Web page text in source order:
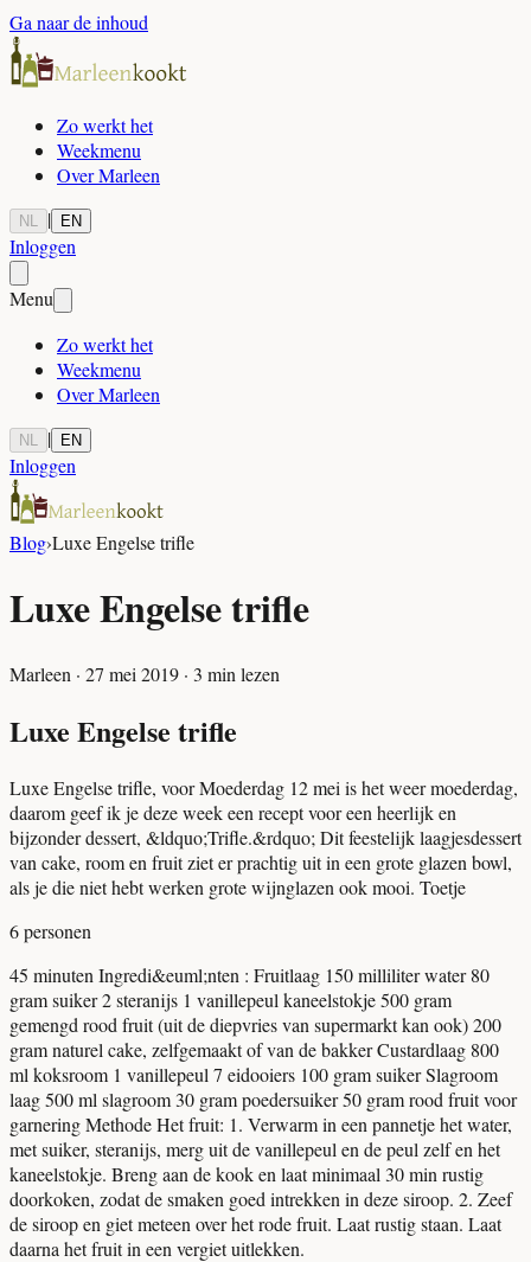
Ga naar de inhoud
Zo werkt het
Weekmenu
Over Marleen
NL | EN
Inloggen
Menu
Zo werkt het
Weekmenu
Over Marleen
NL | EN
Inloggen
Blog›Luxe Engelse trifle
Luxe Engelse trifle
Marleen · 27 mei 2019 · 3 min lezen
Luxe Engelse trifle
Luxe Engelse trifle, voor Moederdag 12 mei is het weer moederdag,
daarom geef ik je deze week een recept voor een heerlijk en
bijzonder dessert, &ldquo;Trifle.&rdquo; Dit feestelijk laagjesdessert
van cake, room en fruit ziet er prachtig uit in een grote glazen bowl,
als je die niet hebt werken grote wijnglazen ook mooi. Toetje
6 personen
45 minuten Ingredi&euml;nten : Fruitlaag 150 milliliter water 80
gram suiker2 steranijs 1 vanillepeul kaneelstokje500 gram
gemengd rood fruit (uit de diepvries van supermarkt kan ook)200
gram naturel cake, zelfgemaakt of van de bakkerCustardlaag 800
ml koksroom 1 vanillepeul 7 eidooiers 100 gram suikerSlagroom
laag500 ml slagroom 30 gram poedersuiker50 gram rood fruit voor
garneringMethodeHet fruit: 1. Verwarm in een pannetje het water,
met suiker, steranijs, merg uit de vanillepeul en de peul zelf en het
kaneelstokje. Breng aan de kook en laat minimaal 30 min rustig
doorkoken, zodat de smaken goed intrekken in deze siroop. 2. Zeef
de siroop en giet meteen over het rode fruit. Laat rustig staan. Laat
daarna het fruit in een vergiet uitlekken.